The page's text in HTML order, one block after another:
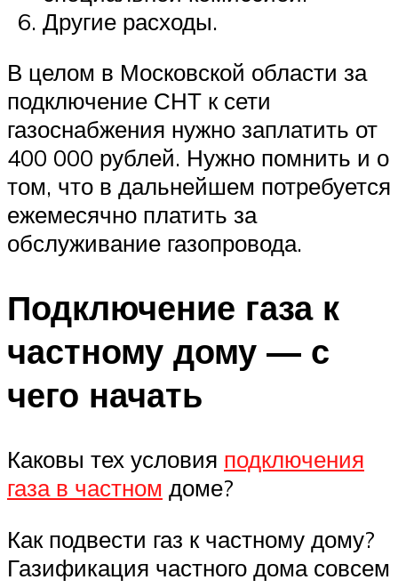
Другие расходы.
В целом в Московской области за
подключение СНТ к сети
газоснабжения нужно заплатить от
400 000 рублей. Нужно помнить и о
том, что в дальнейшем потребуется
ежемесячно платить за
обслуживание газопровода.
Подключение газа к
частному дому — с
чего начать
Каковы тех условия подключения
газа в частном доме?
Как подвести газ к частному дому?
Газификация частного дома совсем